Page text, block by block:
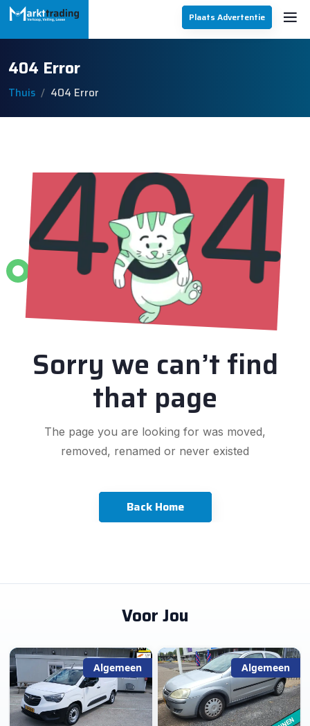
Plaats Advertentie
404 Error
Thuis 404 Error
Sorry we can’t find
that page
The page you are looking for was moved,
removed, renamed or never existed
Back Home
Voor Jou
Algemeen Algemeen